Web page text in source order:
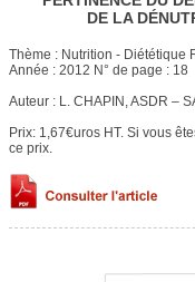
DE LA
Thème : Nutrition - Diététique
Année : 2012 N° de page : 18
Auteur : L. CHAPIN, ASDR –
Prix: 1,67€uros HT. Si vous
ce prix.